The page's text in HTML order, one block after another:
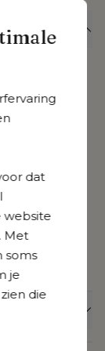
dat
website
Met
soms
je
die
met je
met
van het
dankzij hun
de gezelligste
De stof
waterresistent,
van de
met een
creëer je
een rits en
kleuren
etc. Bij Cosytica